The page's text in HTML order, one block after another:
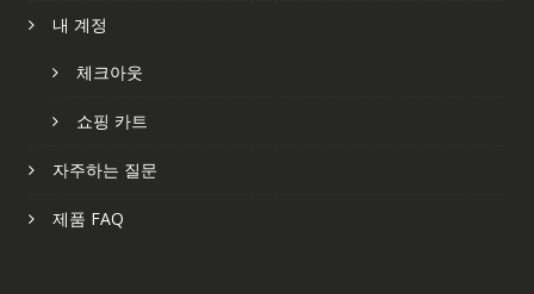
내 계정
체크아웃
쇼핑 카트
자주하는 질문
제품 FAQ